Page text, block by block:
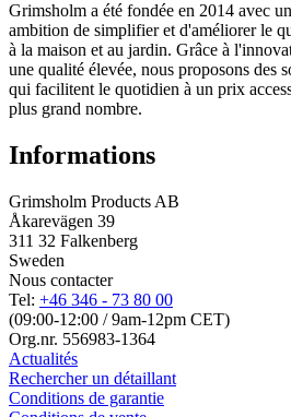
Grimsholm a été fondée en 2014 avec
ambition de simplifier et d'améliorer le
à la maison et au jardin. Grâce à
une qualité élevée, nous proposons des
qui facilitent le quotidien à un prix
plus grand nombre.
Informations
Grimsholm Products AB
Åkarevägen 39
311 32 Falkenberg
Sweden
Nous contacter
Tel: +46 346 - 73 80 00
(09:00-12:00 / 9am-12pm CET)
Org.nr. 556983-1364
Actualités
Rechercher un détaillant
Conditions de garantie